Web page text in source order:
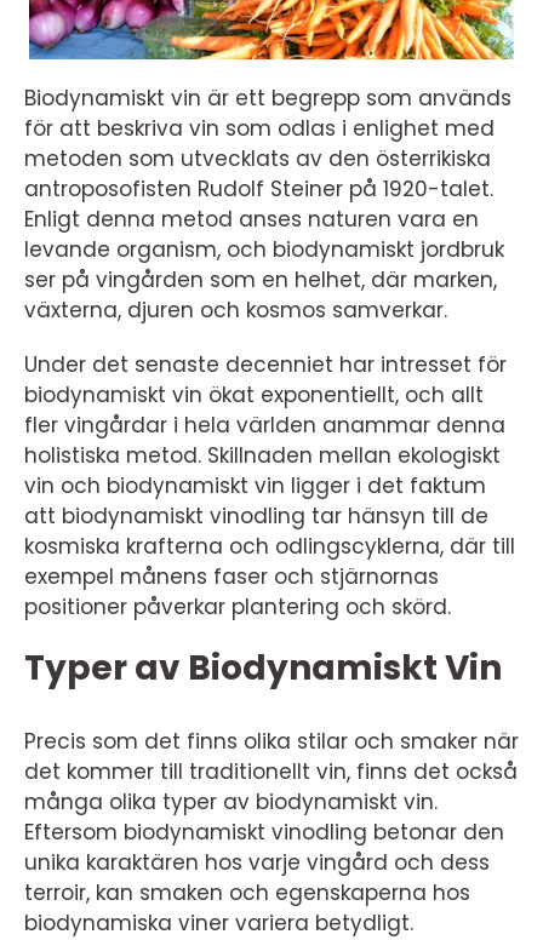
Biodynamiskt vin är ett begrepp som används
för att beskriva vin som odlas i enlighet med
metoden som utvecklats av den österrikiska
antroposofisten Rudolf Steiner på 1920-talet.
Enligt denna metod anses naturen vara en
levande organism, och biodynamiskt jordbruk
ser på vingården som en helhet, där marken,
växterna, djuren och kosmos samverkar.
Under det senaste decenniet har intresset för
biodynamiskt vin ökat exponentiellt, och allt
fler vingårdar i hela världen anammar denna
holistiska metod. Skillnaden mellan ekologiskt
vin och biodynamiskt vin ligger i det faktum
att biodynamiskt vinodling tar hänsyn till de
kosmiska krafterna och odlingscyklerna, där till
exempel månens faser och stjärnornas
positioner påverkar plantering och skörd.
Typer av Biodynamiskt Vin
Precis som det finns olika stilar och smaker när
det kommer till traditionellt vin, finns det också
många olika typer av biodynamiskt vin.
Eftersom biodynamiskt vinodling betonar den
unika karaktären hos varje vingård och dess
terroir, kan smaken och egenskaperna hos
biodynamiska viner variera betydligt.